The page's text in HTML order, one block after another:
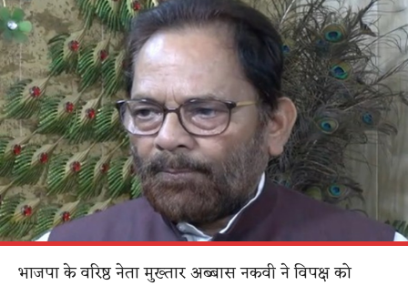
भाजपा के वरिष्ठ नेता मुख्तार अब्बास नकवी ने विपक्ष को